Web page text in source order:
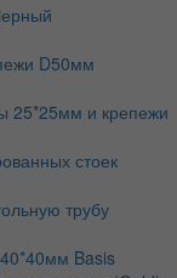
D50мм
25*25мм и крепежи
стоек
трубу
Basis